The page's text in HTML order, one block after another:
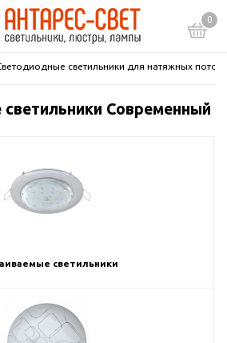
0
светильники для натяжных
Современный
светильники